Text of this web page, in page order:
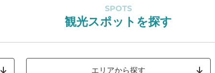
SPOTS
観光スポットを探す
エリアから探す